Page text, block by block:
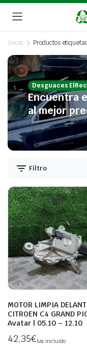
Inicio Productos
Desguaces
Encuentra
al mejor
Filtro
MOTOR LIMPIA
CITROEN C4 GRAND
Avatar | 05.10 – 12.10
42,35€Iva incluido